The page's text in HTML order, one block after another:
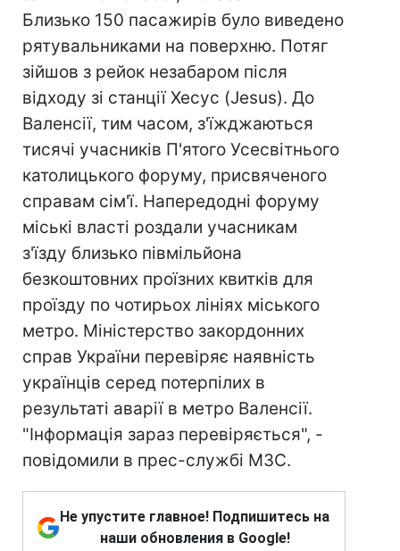
Близько 150 пасажирів було виведено
рятувальниками на поверхню. Потяг
зійшов з рейок незабаром після
відходу зі станції Хесус (Jesus). До
Валенсії, тим часом, з'їжджаються
тисячі учасників П'ятого Усесвітнього
католицького форуму, присвяченого
справам сім'ї. Напередодні форуму
міські власті роздали учасникам
з'їзду близько півмільйона
безкоштовних проїзних квитків для
проїзду по чотирьох лініях міського
метро. Міністерство закордонних
справ України перевіряє наявність
українців серед потерпілих в
результаті аварії в метро Валенсії.
"Інформація зараз перевіряється", -
повідомили в прес-службі МЗС.
Не упустите главное! Подпишитесь на
наши обновления в Google!